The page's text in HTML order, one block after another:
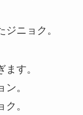
ニョク。
す。
。
。